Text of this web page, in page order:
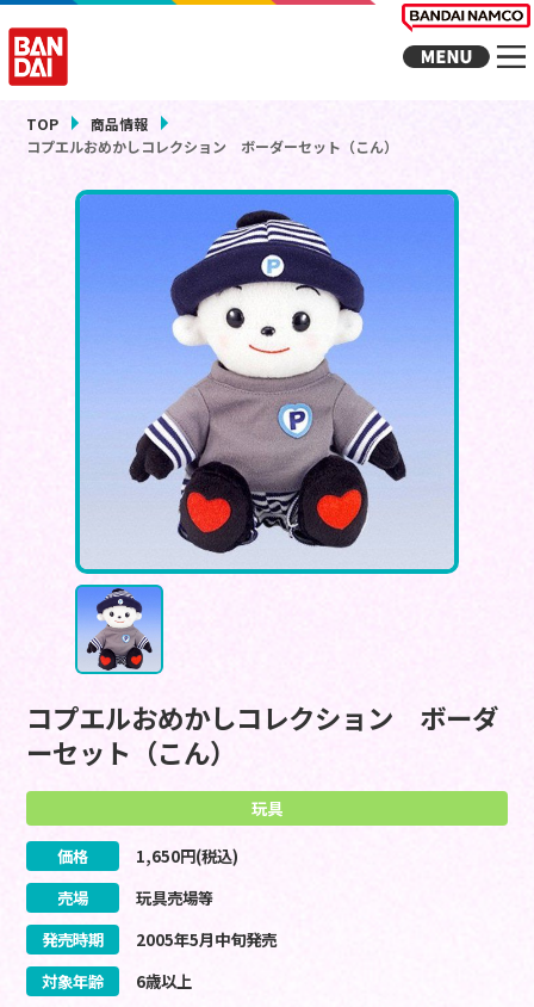
TOP
商品情報
コプエルおめかしコレクション ボーダーセット（こん）
コプエルおめかしコレクション ボーダ
ーセット（こん）
玩具
価格 1,650円(税込)
売場
玩具売場等
発売時期
2005年5月中旬発売
対象年齢
6歳以上